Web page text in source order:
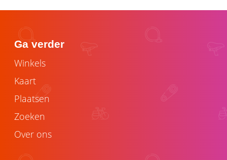
Ga verder
Winkels
Kaart
Plaatsen
Zoeken
Over ons